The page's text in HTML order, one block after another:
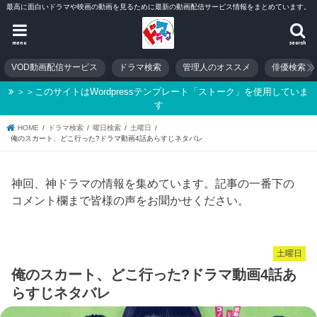
最高に面白いドラマや映画の動画を見るために最新の動画配信サービス情報をまとめています。
search
menu
VOD動画配信サービス ドラマ検索 管理人のオススメ 俳優検索
＞＞このサイトはWordpressテンプレート「ストーク」を使用していま
す
HOME ドラマ検索 曜日検索
土曜日
俺のスカート、どこ行った?ドラマ動画4話あらすじネタバレ
神回、神ドラマの情報を集めています。記事の一番下の
コメント欄まで皆様の声をお聞かせください。
土曜日
俺のスカート、どこ行った?ドラマ動画4話あ
らすじネタバレ